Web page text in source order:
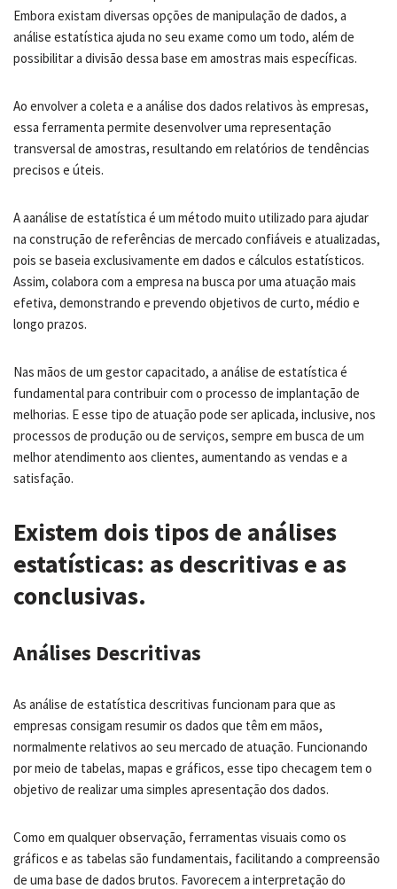
Embora existam diversas opções de manipulação de dados, a
análise estatística ajuda no seu exame como um todo, além de
possibilitar a divisão dessa base em amostras mais específicas.
Ao envolver a coleta e a análise dos dados relativos às empresas,
essa ferramenta permite desenvolver uma representação
transversal de amostras, resultando em relatórios de tendências
precisos e úteis.
A aanálise de estatística é um método muito utilizado para ajudar
na construção de referências de mercado confiáveis e atualizadas,
pois se baseia exclusivamente em dados e cálculos estatísticos.
Assim, colabora com a empresa na busca por uma atuação mais
efetiva, demonstrando e prevendo objetivos de curto, médio e
longo prazos.
Nas mãos de um gestor capacitado, a análise de estatística é
fundamental para contribuir com o processo de implantação de
melhorias. E esse tipo de atuação pode ser aplicada, inclusive, nos
processos de produção ou de serviços, sempre em busca de um
melhor atendimento aos clientes, aumentando as vendas e a
satisfação.
Existem dois tipos de análises
estatísticas: as descritivas e as
conclusivas.
Análises Descritivas
As análise de estatística descritivas funcionam para que as
empresas consigam resumir os dados que têm em mãos,
normalmente relativos ao seu mercado de atuação. Funcionando
por meio de tabelas, mapas e gráficos, esse tipo checagem tem o
objetivo de realizar uma simples apresentação dos dados.
Como em qualquer observação, ferramentas visuais como os
gráficos e as tabelas são fundamentais, facilitando a compreensão
de uma base de dados brutos. Favorecem a interpretação do